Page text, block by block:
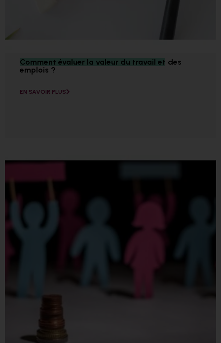
Comment évaluer la valeur du travail et des
emplois ?
EN SAVOIR PLUS